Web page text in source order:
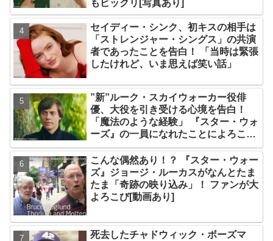
もビックリ[写真あり]
セイディー・シンク、初キスの相手は
「ストレンジャー・シングス」の共演
者であったことを告白！ 「当時は緊張
したけれど、いま思えば笑い話」
”新”ルーク・スカイウォーカー役俳
優、大役を引き受ける心境を告白！
「魔法のような経験」 『スター・ウォ
ーズ』の一員になれたことによろこび
爆発
こんな偶然あり！？ 『スター・ウォー
ズ』ジョージ・ルーカスがなんとたま
たま「奇跡の映り込み」！ ファンが大
よろこび[動画あり]
死去したチャドウィック・ボーズマ